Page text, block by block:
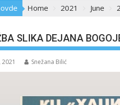
Home 2021 June
SLIKA DEJANA
2021 Snežana Bilić